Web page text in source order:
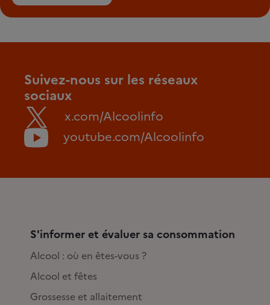
Suivez-nous sur les réseaux
sociaux
x.com/Alcoolinfo
youtube.com/Alcoolinfo
S'informer et évaluer sa consommation
Alcool : où en êtes-vous ?
Alcool et fêtes
Grossesse et allaitement